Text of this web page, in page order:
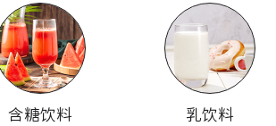
含糖饮料 乳饮料